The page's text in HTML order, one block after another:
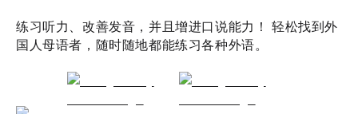
练习听力、改善发音，并且增进口说能力！ 轻松找到外
国人母语者，随时随地都能练习各种外语。